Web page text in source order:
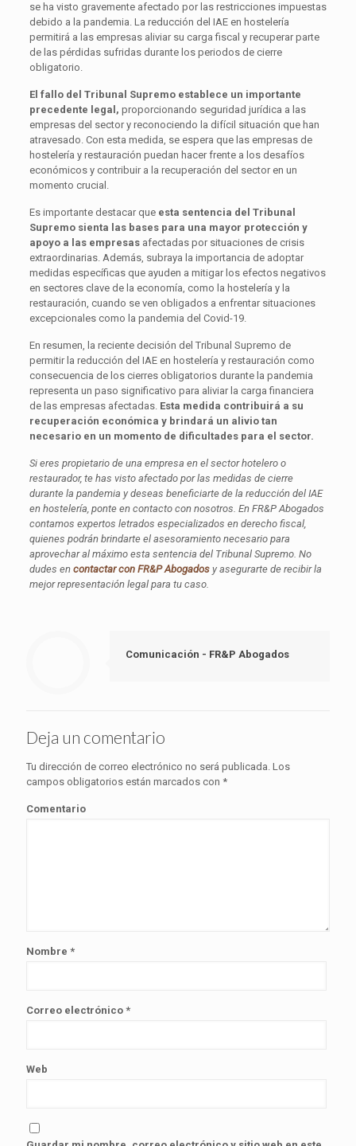
se ha visto gravemente afectado por las restricciones impuestas
debido a la pandemia. La reducción del IAE en hostelería
permitirá a las empresas aliviar su carga fiscal y recuperar parte
de las pérdidas sufridas durante los periodos de cierre
obligatorio.
El fallo del Tribunal Supremo establece un importante
precedente legal, proporcionando seguridad jurídica a las
empresas del sector y reconociendo la difícil situación que han
atravesado. Con esta medida, se espera que las empresas de
hostelería y restauración puedan hacer frente a los desafíos
económicos y contribuir a la recuperación del sector en un
momento crucial.
Es importante destacar que esta sentencia del Tribunal
Supremo sienta las bases para una mayor protección y
apoyo a las empresasafectadas por situaciones de crisis
extraordinarias. Además, subraya la importancia de adoptar
medidas específicas que ayuden a mitigar los efectos negativos
en sectores clave de la economía, como la hostelería y la
restauración, cuando se ven obligados a enfrentar situaciones
excepcionales como la pandemia del Covid-19.
En resumen, la reciente decisión del Tribunal Supremo de
permitir la reducción del IAE en hostelería y restauración como
consecuencia de los cierres obligatorios durante la pandemia
representa un paso significativo para aliviar la carga financiera
de las empresas afectadas. Esta medida contribuirá a su
recuperación económica y brindará un alivio tan
necesario en un momento de dificultades para el sector.
Si eres propietario de una empresa en el sector hotelero o
restaurador, te has visto afectado por las medidas de cierre
durante la pandemia y deseas beneficiarte de la reducción del IAE
en hostelería, ponte en contacto con nosotros. En FR&P Abogados
contamos expertos letrados especializados en derecho fiscal,
quienes podrán brindarte el asesoramiento necesario para
aprovechar al máximo esta sentencia del Tribunal Supremo. No
dudes en contactar con FR&P Abogadosy asegurarte de recibir la
mejor representación legal para tu caso.
Comunicación - FR&P Abogados
Deja un comentario
Tu dirección de correo electrónico no será publicada. Los
campos obligatorios están marcados con *
Comentario
Nombre *
Correo electrónico *
Web